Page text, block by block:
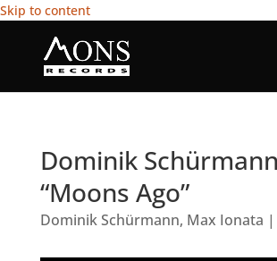
Skip to content
Dominik
“Moons Ago”
Dominik Schürmann, Max Ionata |